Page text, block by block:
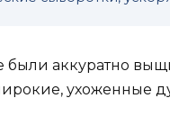
были аккуратно
ухоженные